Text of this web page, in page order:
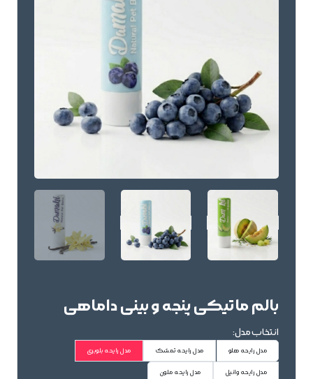
بالم ماتیکی پنجه و بینی داماهی
انتخاب مدل:
مدل رایحه هلو مدل رایحه تمشک مدل رایحه بلوبری
مدل رایحه وانیل مدل رایحه ملون